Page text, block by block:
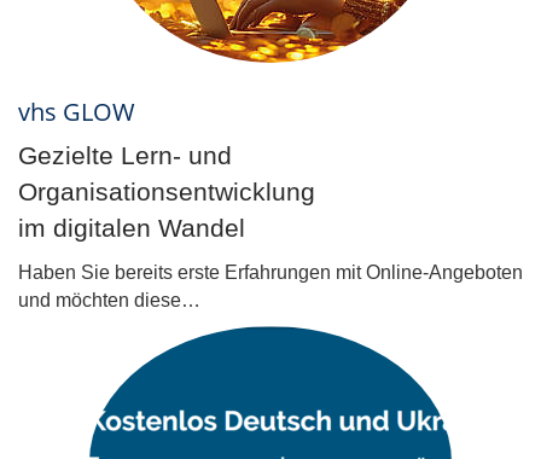
vhs GLOW
Gezielte Lern- und
Organisationsentwicklung
im digitalen Wandel
Haben Sie bereits erste Erfahrungen mit Online-Angeboten
und möchten diese…